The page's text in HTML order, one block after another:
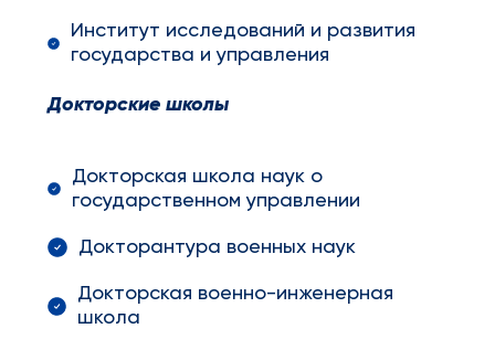
Институт исследований и развития
государства и управления
Докторские школы
Докторская школа наук о
государственном управлении
Докторантура военных наук
Докторская военно-инженерная
школа